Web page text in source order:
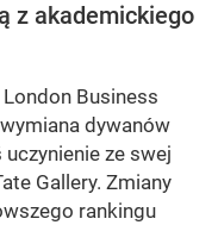
z akademickiego
Business
dywanów
ze swej
Gallery. Zmiany
rankingu